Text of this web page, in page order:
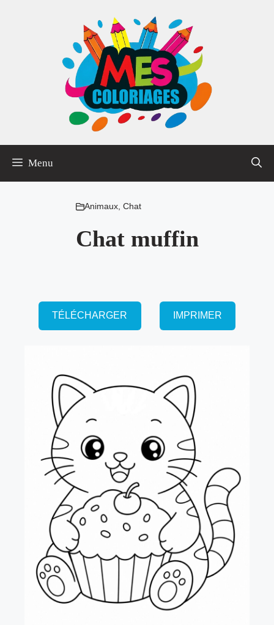
Menu
Animaux, Chat
Chat muffin
TÉLÉCHARGER IMPRIMER